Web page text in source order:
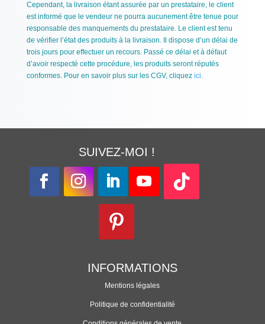
Cependant, la livraison étant assurée par un prestataire, le client
est informé que le vendeur ne pourra aucunement être tenue pour
responsable des manquements du prestataire. Le client est tenu
de vérifier l’état des produits à la livraison. Il dispose d’un délai de
trois jours pour effectuer un recours. Passé ce délai et à défaut
d’avoir respecté cette procédure, les produits seront réputés
conformes. Pour en savoir plus sur les CGV, cliquez ici.
SUIVEZ-MOI !
INFORMATIONS
Mentions légales
Politique de confidentialité